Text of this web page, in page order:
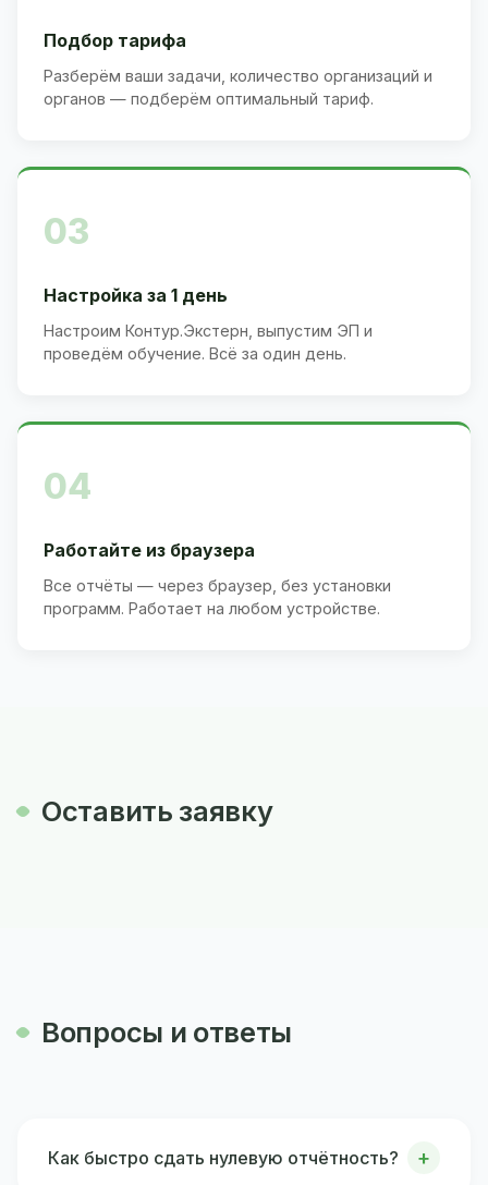
Подбор тарифа
Разберём ваши задачи, количество организаций и
органов — подберём оптимальный тариф.
03
Настройка за 1 день
Настроим Контур.Экстерн, выпустим ЭП и
проведём обучение. Всё за один день.
04
Работайте из браузера
Все отчёты — через браузер, без установки
программ. Работает на любом устройстве.
Оставить заявку
Вопросы и ответы
Как быстро сдать нулевую отчётность?